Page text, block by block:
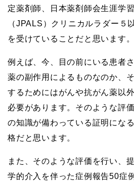
定薬剤師、日本薬剤師会生涯学
（JPALS）クリニカルラダー５
を受けていることだと思います。
例えば、今、目の前にいる患者
薬の副作用によるものなのか、
するためにはがんや抗がん薬以
必要があります。そのような評
の知識が備わっている証明にな
格だと思います。
また、そのような評価を行い、
学的介入を伴った症例報告50症